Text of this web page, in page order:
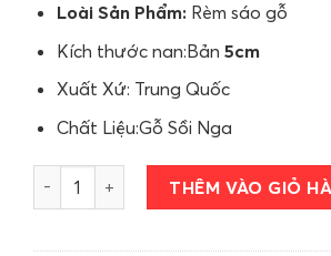
Loài Sản Phẩm: Rèm sáo gỗ
Kích thước nan:Bản 5cm
Xuất Xứ: Trung Quốc
Chất Liệu:Gỗ Sồi Nga
Rèm gỗ SKK16 số lượngTHÊM VÀO GIỎ